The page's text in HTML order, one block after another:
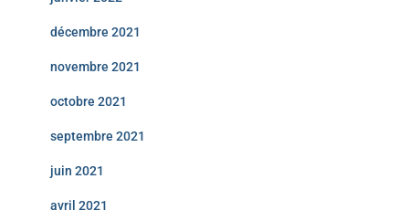
décembre 2021
novembre 2021
octobre 2021
septembre 2021
juin 2021
avril 2021